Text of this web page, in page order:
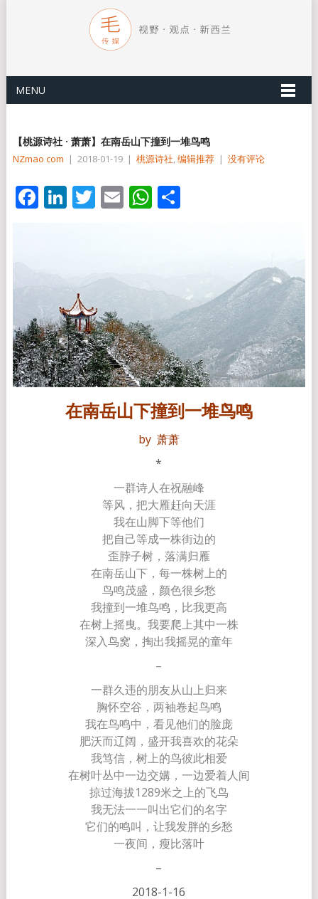
MENU
【桃源诗社 · 萧萧】在南岳山下撞到一堆鸟鸣
NZmao com | 2018-01-19 | 桃源诗社,编辑推荐 | 没有评论
Facebook
LinkedIn
Twitter
EmailWhatsApp
分
在南岳山下撞到一堆鸟鸣
by 萧萧
*
一群诗人在祝融峰
等风，把大雁赶向天涯
我在山脚下等他们
把自己等成一株街边的
歪脖子树，落满归雁
在南岳山下，每一株树上的
鸟鸣茂盛，颜色很乡愁
我撞到一堆鸟鸣，比我更高
在树上摇曳。我要爬上其中一株
深入鸟窝，掏出我摇晃的童年
–
一群久违的朋友从山上归来
胸怀空谷，两袖卷起鸟鸣
我在鸟鸣中，看见他们的脸庞
肥沃而辽阔，盛开我喜欢的花朵
我笃信，树上的鸟彼此相爱
在树叶丛中一边交媾，一边爱着人间
掠过海拔1289米之上的飞鸟
我无法一一叫出它们的名字
它们的鸣叫，让我发胖的乡愁
一夜间，瘦比落叶
–
2018-1-16